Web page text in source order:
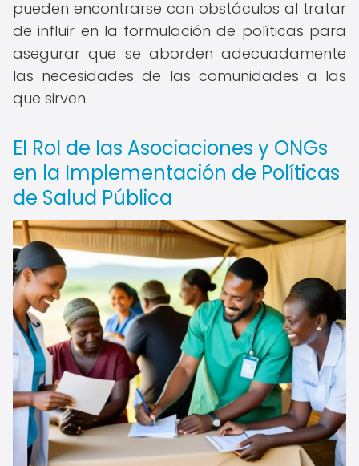
pueden encontrarse con obstáculos al tratar
de influir en la formulación de políticas para
asegurar que se aborden adecuadamente
las necesidades de las comunidades a las
que sirven.
El Rol de las Asociaciones y ONGs
en la Implementación de Políticas
de Salud Pública